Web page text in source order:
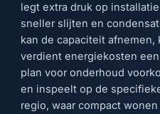
legt extra druk op
sneller slijten en
kan de capaciteit
verdient energiekosten
plan voor onderhoud
en inspeelt op de
regio, waar compact